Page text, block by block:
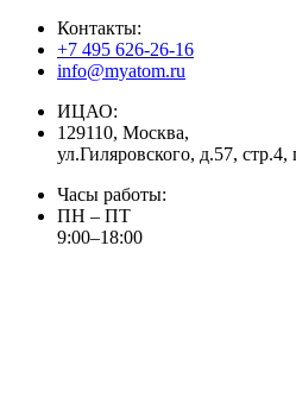
Контакты:
+7 495 626-26-16
info@myatom.ru
ИЦАО:
129110, Москва,
ул.Гиляровского, д.57,
Часы работы:
ПН – ПТ
9:00–18:00